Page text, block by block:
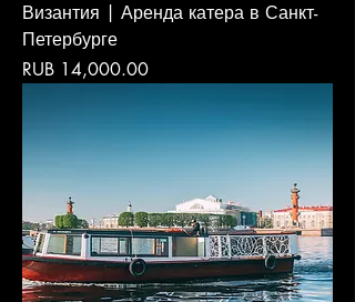
Византия | Аренда катера в Санкт-
Петербурге
Price
RUB 14,000.00